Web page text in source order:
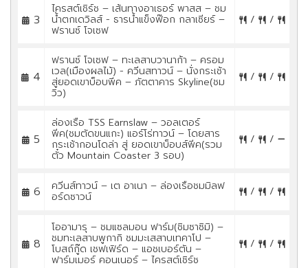
3
ไครสต์เชิร์ช – เส้นทางอาเธอร์ พาสส – ชม
น้ำตกเดวิลส์ - ธารน้ำแข็งฟ๊อก กลาเซียร์ –
ฟรานซ์ โจเซฟ
/ /
4
ฟรานซ์ โจเซฟ – ทะเลสาบวานาก้า – ครอม
เวล(เมืองผลไม้) - ควีนสทาวน์ – นั่งกระเช้า
สู่ยอดเขาบ็อบพีค – ภัตตาคาร Skyline(ชม
วิว)
/ /
5
ล่องเรือ TSS Earnslaw – วอลเตอร์
พีค(ชมตัดขนแกะ) แอร์โร่ทาวน์ – โดยสาร
กระเช้ากอนโดล่า สู่ ยอดเขาบ็อบส์พีค(รวม
ตั๋ว Mountain Coaster 3 รอบ)
/ /
6 ควีนส์ทาวน์ – เต อาเนา – ล่องเรือชมมิลฟ
อร์ดซาวน์ / /
8
โออามารุ – ชมแซลมอน ฟาร์ม(ชิมซาซิมิ) –
ชมทะเลสาบพูกากิ ชมมะเสสาบเทคาโป –
โบสถ์กู๊ด เชฟเฟิร์ด – แอชเบอร์ตัน –
ฟาร์มเมอร์ คอนเนอร์ – ไครสต์เชิร์ช
/ /